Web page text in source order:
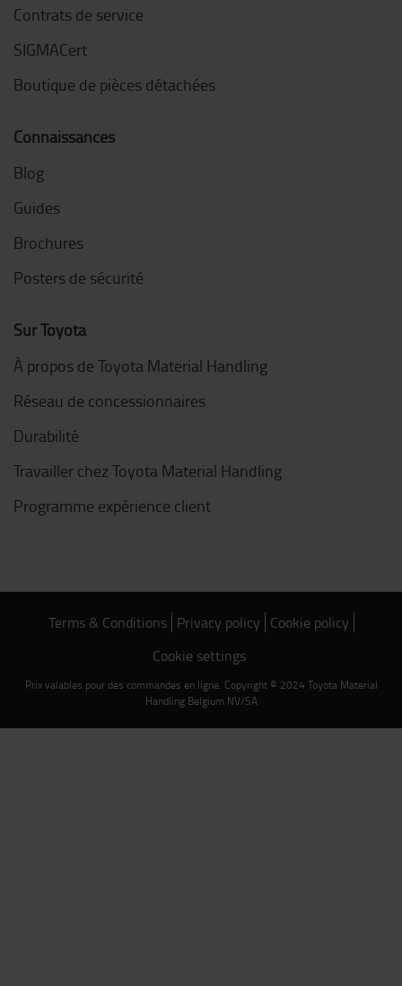
Contrats de service
SIGMACert
Boutique de pièces détachées
Connaissances
Blog
Guides
Brochures
Posters de sécurité
Sur Toyota
À propos de Toyota Material Handling
Réseau de concessionnaires
Durabilité
Travailler chez Toyota Material Handling
Programme expérience client
Terms & Conditions Privacy policy Cookie policy
Cookie settings
Prix valables pour des commandes en ligne. Copyright © 2024 Toyota Material
Handling Belgium NV/SA